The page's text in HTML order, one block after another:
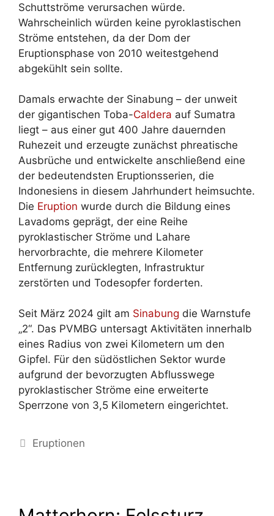
Schuttströme verursachen würde.
Wahrscheinlich würden keine pyroklastischen
Ströme entstehen, da der Dom der
Eruptionsphase von 2010 weitestgehend
abgekühlt sein sollte.
Damals erwachte der Sinabung – der unweit
der gigantischen Toba-Caldera auf Sumatra
liegt – aus einer gut 400 Jahre dauernden
Ruhezeit und erzeugte zunächst phreatische
Ausbrüche und entwickelte anschließend eine
der bedeutendsten Eruptionsserien, die
Indonesiens in diesem Jahrhundert heimsuchte.
Die Eruption wurde durch die Bildung eines
Lavadoms geprägt, der eine Reihe
pyroklastischer Ströme und Lahare
hervorbrachte, die mehrere Kilometer
Entfernung zurücklegten, Infrastruktur
zerstörten und Todesopfer forderten.
Seit März 2024 gilt am Sinabung die Warnstufe
„2“. Das PVMBG untersagt Aktivitäten innerhalb
eines Radius von zwei Kilometern um den
Gipfel. Für den südöstlichen Sektor wurde
aufgrund der bevorzugten Abflusswege
pyroklastischer Ströme eine erweiterte
Sperrzone von 3,5 Kilometern eingerichtet.
Kategorien
Eruptionen